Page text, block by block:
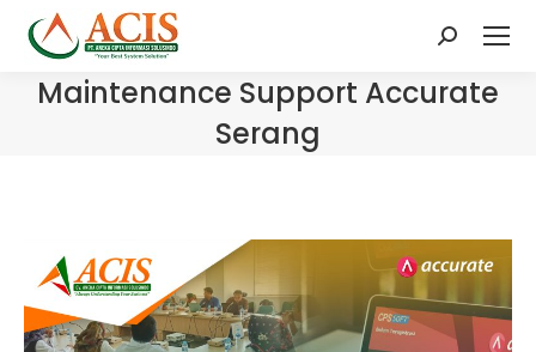
Search:
Maintenance Support Accurate
Serang